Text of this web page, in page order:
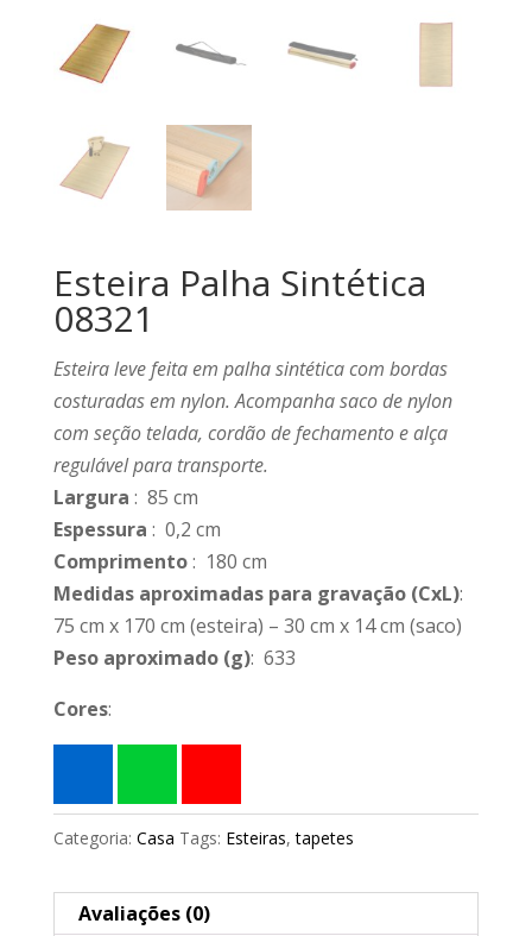
Esteira Palha Sintética
08321
Esteira leve feita em palha sintética com bordas
costuradas em nylon. Acompanha saco de nylon
com seção telada, cordão de fechamento e alça
regulável para transporte.
Largura : 85 cm
Espessura : 0,2 cm
Comprimento: 180 cm
Medidas aproximadas para gravação(CxL):
75 cm x 170 cm (esteira) – 30 cm x 14 cm (saco)
Peso aproximado(g): 633
Cores:
Categoria: Casa Tags: Esteiras,tapetes
Avaliações (0)